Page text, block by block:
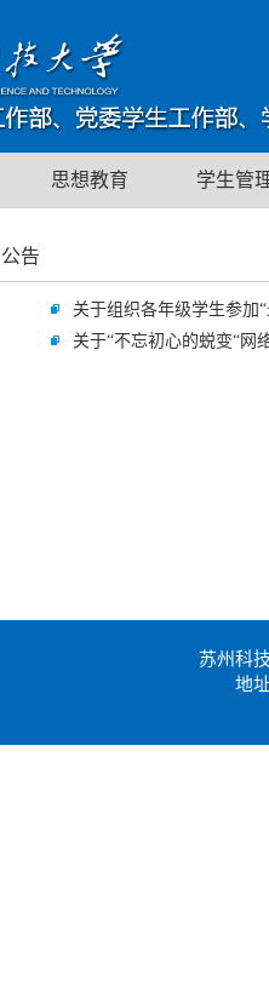
思想教育 学生管
告
关于组织各年级学生参加
关于“不忘初心的蜕变“网
苏州科
地